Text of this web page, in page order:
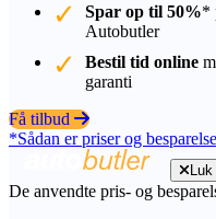
Spar op til 50%*
Autobutler
Bestil tid online
garanti
Få tilbud
*Sådan er priser og
Luk
De anvendte pris- og